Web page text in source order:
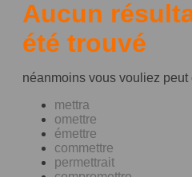
Aucun
été trouvé
néanmoins vous vouliez peut
mettra
omettre
émettre
commettre
permettrait